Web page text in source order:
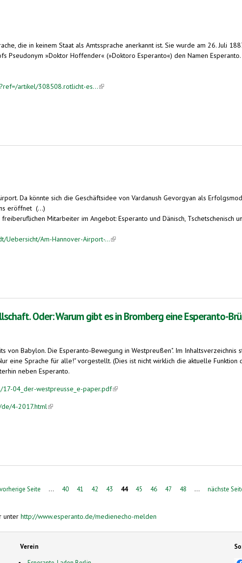
die in keinem Staat als Amtssprache anerkannt ist. Sie wurde am 26. Juli
»Doktor Hoffender« (»Doktoro Esperanto«) den Namen
artikel/308508.rotlicht-es...(link is external)
Da könnte sich die Geschäftsidee von Vardanush Gevorgyan als
eröffnet (...)
Mitarbeiter im Angebot: Esperanto und Dänisch, Tschetschenisch
Uebersicht/Am-Hannover-Airport-...(link is external)
Oder: Warum gibt es in Bromberg eine Esperanto-
von Babylon. Die Esperanto-Bewegung in Westpreußen". Im Inhaltsverzeichnis
eine Sprache für alle!" vorgestellt. (Dies ist nicht wirklich die aktuelle
neben Esperanto.
04_der-westpreusse_e-paper.pdf(link is external)
4-2017.html (link is external)
Warum gibt es in Bromberg eine Esperanto-Brücke?
Seite … 40 41 42 43 44 45 46 47 48 … nächste
unter http://www.esperanto.de/medienecho-melden
Verein